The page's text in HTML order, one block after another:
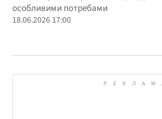
особливими потребами
18.06.2026 17:00